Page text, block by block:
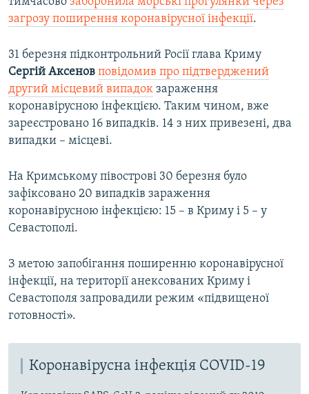
1080p
загрозу поширення коронавірусної інфекції.
31 березня підконтрольний Росії глава Криму
Сергій Аксенов повідомив про підтверджений
другий місцевий випадок зараження
коронавірусною інфекцією. Таким чином, вже
зареєстровано 16 випадків. 14 з них привезені, два
випадки – місцеві.
На Кримському півострові 30 березня було
зафіксовано 20 випадків зараження
коронавірусною інфекцією: 15 – в Криму і 5 – у
Севастополі.
З метою запобігання поширенню коронавірусної
інфекції, на території анексованих Криму і
Севастополя запровадили режим «підвищеної
готовності».
Коронавірусна інфекція COVID-19